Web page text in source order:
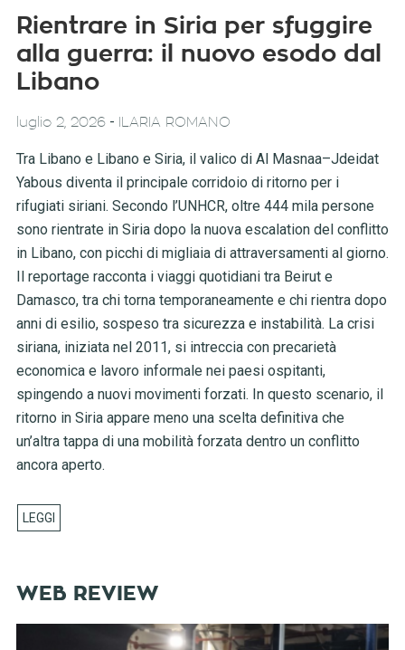
Rientrare in Siria per sfuggire
alla guerra: il nuovo esodo dal
Libano
luglio 2, 2026- ILARIA ROMANO
Tra Libano e Libano e Siria, il valico di Al Masnaa–Jdeidat
Yabous diventa il principale corridoio di ritorno per i
rifugiati siriani. Secondo l’UNHCR, oltre 444 mila persone
sono rientrate in Siria dopo la nuova escalation del conflitto
in Libano, con picchi di migliaia di attraversamenti al giorno.
Il reportage racconta i viaggi quotidiani tra Beirut e
Damasco, tra chi torna temporaneamente e chi rientra dopo
anni di esilio, sospeso tra sicurezza e instabilità. La crisi
siriana, iniziata nel 2011, si intreccia con precarietà
economica e lavoro informale nei paesi ospitanti,
spingendo a nuovi movimenti forzati. In questo scenario, il
ritorno in Siria appare meno una scelta definitiva che
un’altra tappa di una mobilità forzata dentro un conflitto
ancora aperto.
WEB REVIEW